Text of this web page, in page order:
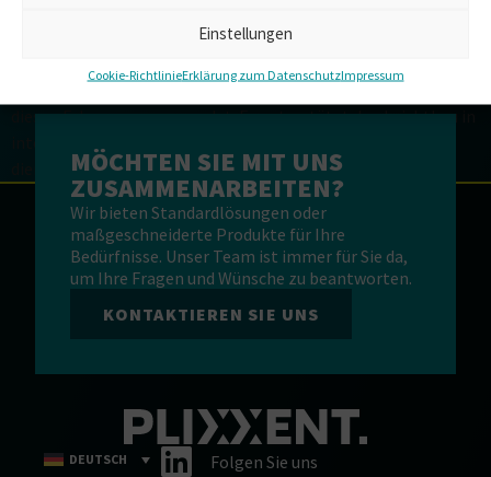
Einstellungen
Cookie-RichtlinieErklärung zum DatenschutzImpressum
Wasser oder in der Luft, Fahrzeuge aller Art transportieren in
diesen Fahrzeugen verwendet. Es unterstützt den Leichtbau in
dient […]MÖCHTEN SIE MIT UNS
ZUSAMMENARBEITEN?
Wir bieten Standardlösungen oder
maßgeschneiderte Produkte für Ihre
Bedürfnisse. Unser Team ist immer für Sie da,
um Ihre Fragen und Wünsche zu beantworten.
KONTAKTIEREN SIE UNS
DEUTSCH
Folgen Sie uns